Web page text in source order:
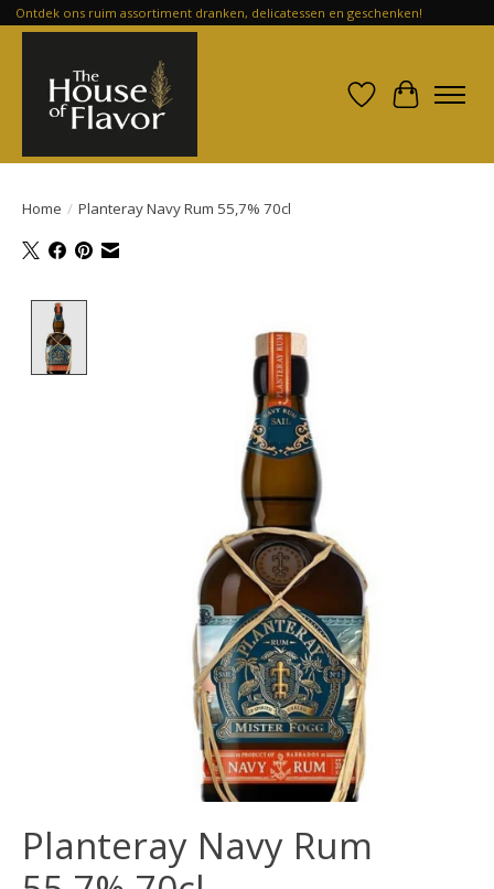
Ontdek ons ruim assortiment dranken, delicatessen en geschenken!
Verlanglijst
Home / Planteray Navy Rum 55,7% 70cl
Planteray Navy Rum